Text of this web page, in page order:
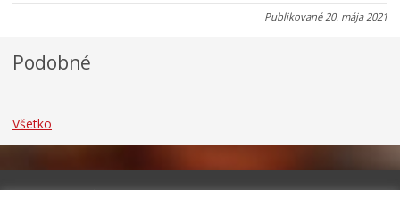
Publikované20. mája 2021
Podobné
6
6
6
Všetko